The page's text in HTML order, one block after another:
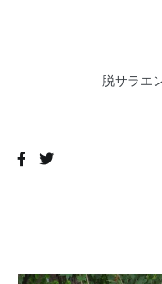
脱サラエ